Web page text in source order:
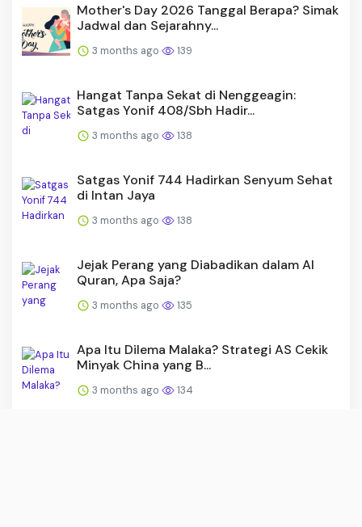
Mother's Day 2026 Tanggal Berapa? Simak
Jadwal dan Sejarahny...
3 months ago 139
Hangat Tanpa Sekat di Nenggeagin:
Satgas Yonif 408/Sbh Hadir...
3 months ago 138
Satgas Yonif 744 Hadirkan Senyum Sehat
di Intan Jaya
3 months ago 138
Jejak Perang yang Diabadikan dalam Al
Quran, Apa Saja?
3 months ago 135
Apa Itu Dilema Malaka? Strategi AS Cekik
Minyak China yang B...
3 months ago 134